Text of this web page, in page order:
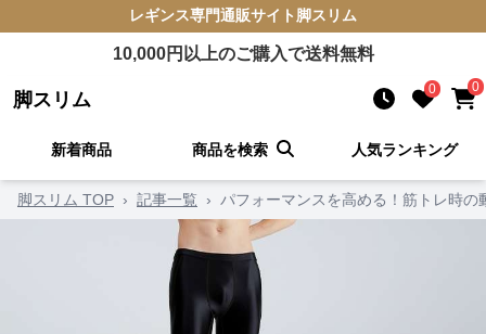
レギンス専門通販サイト 脚スリム
10,000円以上のご購入で送料無料
脚スリム 0 0
新着商品 商品を検索 人気ランキング
脚スリム TOP › 記事一覧 › パフォーマンスを高める！筋トレ時の